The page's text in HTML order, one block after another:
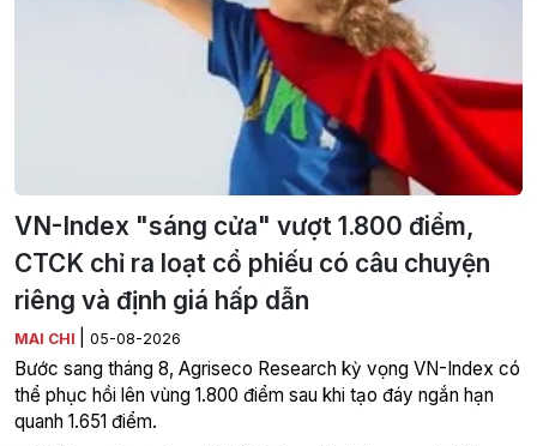
VN-Index "sáng cửa" vượt 1.800 điểm,
CTCK chỉ ra loạt cổ phiếu có câu chuyện
riêng và định giá hấp dẫn
MAI CHI 05-08-2026
Bước sang tháng 8, Agriseco Research kỳ vọng VN-Index có
thể phục hồi lên vùng 1.800 điểm sau khi tạo đáy ngắn hạn
quanh 1.651 điểm.